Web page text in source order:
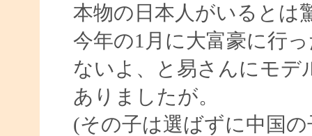
本物の日本人がいるとは
今年の1月に大富豪に行
ないよ、と易さんにモデ
ありましたが。
(その子は選ばずに中国